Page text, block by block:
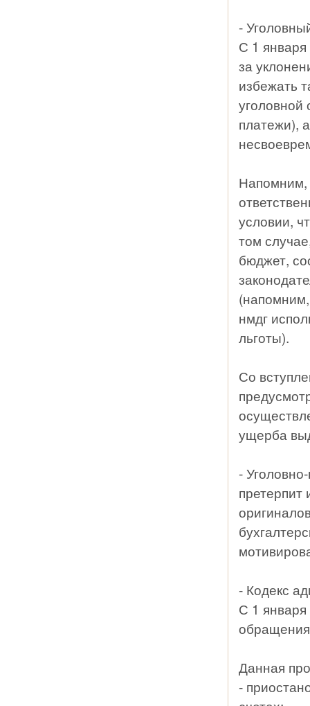
-
С 1 января
за
избежать
уголовной
платежи),
Напомним,
условии,
том
бюджет,
нмдг
льготы).
Со
ущерба
-
претерпит
- Кодекс
С 1
Данная
-